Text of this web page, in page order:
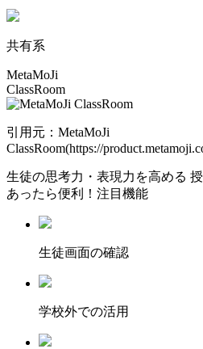
共有系
MetaMoJi
ClassRoom
引用元：MetaMoJi
ClassRoom(https://
生徒の思考力・表現力を高める
あったら便利！注目機能
⽣徒画⾯の確認
学校外での活用